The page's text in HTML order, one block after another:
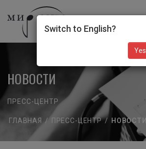
НОВОСТИ
ПРЕСС-ЦЕНТР
ГЛАВНАЯ / ПРЕСС-ЦЕНТР / НОВОСТИ
Switch to English?
Yes